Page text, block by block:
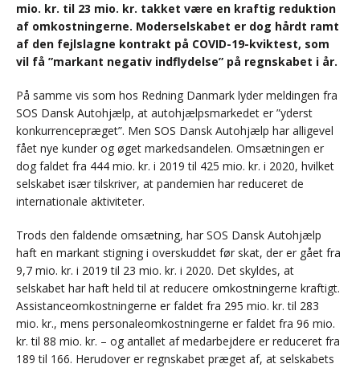
mio. kr. til 23 mio. kr. takket være en kraftig reduktion
af omkostningerne. Moderselskabet er dog hårdt ramt
af den fejlslagne kontrakt på COVID-19-kviktest, som
vil få ”markant negativ indflydelse” på regnskabet i år.
På samme vis som hos Redning Danmark lyder meldingen fra
SOS Dansk Autohjælp, at autohjælpsmarkedet er ”yderst
konkurrencepræget”. Men SOS Dansk Autohjælp har alligevel
fået nye kunder og øget markedsandelen. Omsætningen er
dog faldet fra 444 mio. kr. i 2019 til 425 mio. kr. i 2020, hvilket
selskabet især tilskriver, at pandemien har reduceret de
internationale aktiviteter.
Trods den faldende omsætning, har SOS Dansk Autohjælp
haft en markant stigning i overskuddet før skat, der er gået fra
9,7 mio. kr. i 2019 til 23 mio. kr. i 2020. Det skyldes, at
selskabet har haft held til at reducere omkostningerne kraftigt.
Assistanceomkostningerne er faldet fra 295 mio. kr. til 283
mio. kr., mens personaleomkostningerne er faldet fra 96 mio.
kr. til 88 mio. kr. – og antallet af medarbejdere er reduceret fra
189 til 166. Herudover er regnskabet præget af, at selskabets